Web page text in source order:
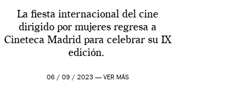
La fiesta internacional del cine
dirigido por mujeres regresa a
Cineteca Madrid para celebrar su IX
edición.
06 / 09 / 2023 — VER MÁS